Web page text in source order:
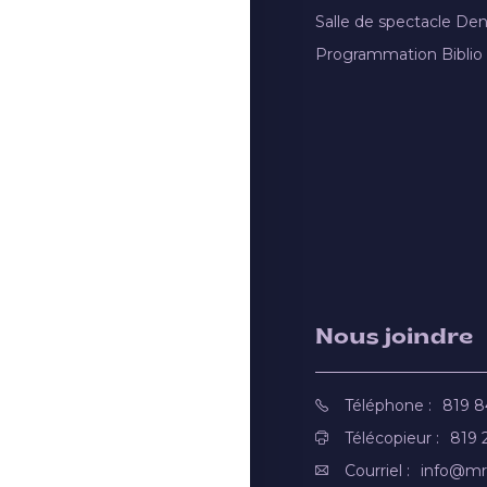
Salle de spectacle
Programmation Biblio
Nous joindre
Téléphone :
819
Télécopieur :
819
Courriel :